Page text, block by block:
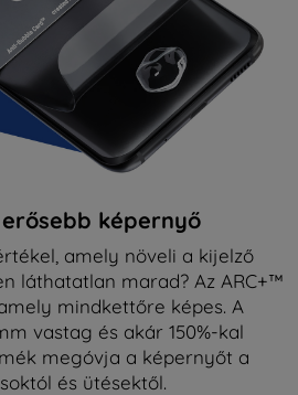
erősebb képernyő
amely növeli a kijelző
láthatatlan marad? Az ARC+™
mindkettőre képes. A
vastag és akár 150%-kal
megóvja a képernyőt a
és ütésektől.